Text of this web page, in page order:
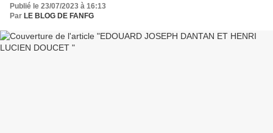
Publié le 23/07/2023 à 16:13
Par LE BLOG DE FANFG